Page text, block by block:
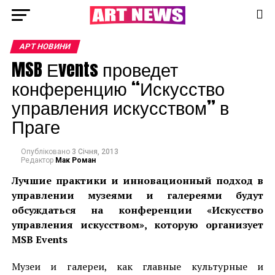
АРТ НОВИНИ
MSB Еvents проведет
конференцию “Искусство
управления искусством” в
Праге
Опубліковано 3 Січня, 2013
Редактор Мак Роман
Лучшие практики и инновационный подход в
управлении музеями и галереями будут
обсуждаться на конференции «Искусство
управления искусством», которую организует
MSB Еvents
Музеи и галереи, как главные культурные и